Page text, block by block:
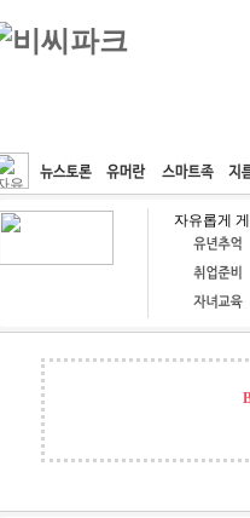
커뮤니티 속도패치 웹호스
자유롭게